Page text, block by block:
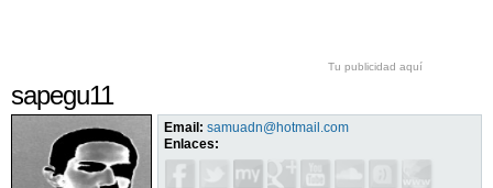
Tu publicidad aquí
sapegu11
Email: samuadn@hotmail.com
Enlaces: